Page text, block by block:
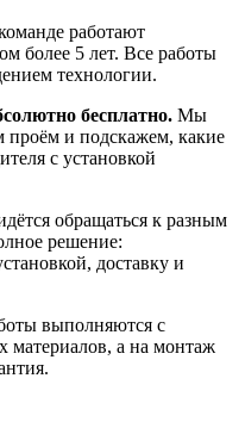
работают
более 5 лет. Все работы
технологии.
бесплатно. Мы
проём и подскажем, какие
с установкой
обращаться к разным
решение:
доставку и
выполняются с
а на монтаж